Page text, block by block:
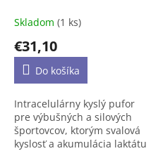
Skladom (1 ks)
€31,10
Do košíka
Intracelulárny kyslý pufor
pre výbušných a silových
športovcov, ktorým svalová
kyslosť a akumulácia laktátu